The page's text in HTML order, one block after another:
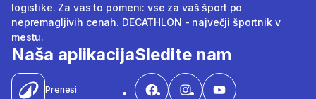
logistike. Za vas to pomeni: vse za vaš šport po
nepremagljivih cenah. DECATHLON - največji športnik v
mestu.
Naša aplikacija
Prenesi
Sledite nam